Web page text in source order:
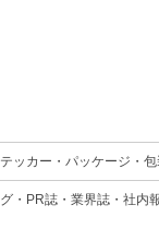
ッカー・パッケージ・
・PR誌・業界誌・社内